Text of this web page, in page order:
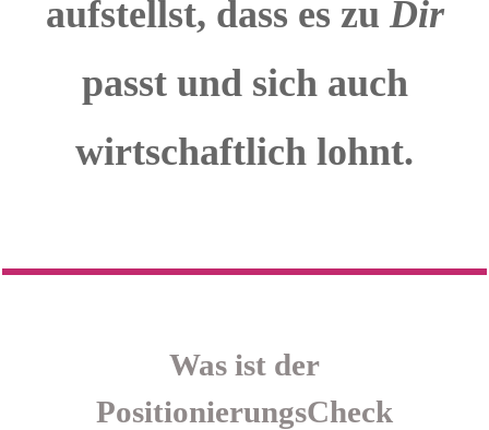
aufstellst, dass es zuDir
passt und sich auch
wirtschaftlich lohnt.
Was ist der
PositionierungsCheck